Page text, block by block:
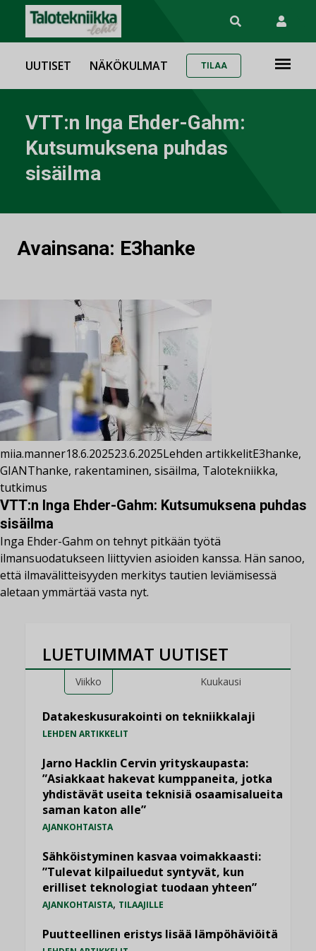
UUTISET NÄKÖKULMAT TILAA
VTT:n Inga Ehder-Gahm:
Kutsumuksena puhdas
sisäilma
Avainsana: E3hanke
miia.manner18.6.202523.6.2025Lehden artikkelitE3hanke,
GIANThanke, rakentaminen, sisäilma, Talotekniikka,
tutkimus
VTT:n Inga Ehder-Gahm: Kutsumuksena puhdas
sisäilma
Inga Ehder-Gahm on tehnyt pitkään työtä
ilmansuodatukseen liittyvien asioiden kanssa. Hän sanoo,
että ilmavälitteisyyden merkitys tautien leviämisessä
aletaan ymmärtää vasta nyt.
LUETUIMMAT UUTISET
Viikko Kuukausi
Datakeskusurakointi on tekniikkalaji
LEHDEN ARTIKKELIT
Jarno Hacklin Cervin yrityskaupasta:
”Asiakkaat hakevat kumppaneita, jotka
yhdistävät useita teknisiä osaamisalueita
saman katon alle”
AJANKOHTAISTA
Sähköistyminen kasvaa voimakkaasti:
”Tulevat kilpailuedut syntyvät, kun
erilliset teknologiat tuodaan yhteen”
AJANKOHTAISTA, TILAAJILLE
Puutteellinen eristys lisää lämpöhäviöitä